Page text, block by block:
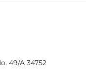
49/A 34752